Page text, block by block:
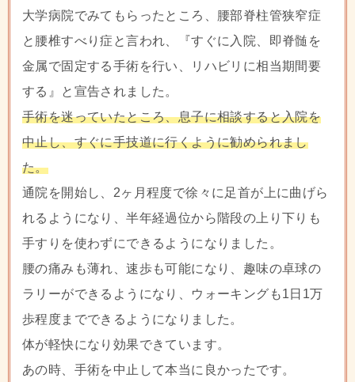
大学病院でみてもらったところ、腰部脊柱管狭窄症
と腰椎すべり症と言われ、『すぐに入院、即脊髄を
金属で固定する手術を行い、リハビリに相当期間要
する』と宣告されました。
手術を迷っていたところ、息子に相談すると入院を
中止し、すぐに手技道に行くように勧められまし
た。
通院を開始し、2ヶ月程度で徐々に足首が上に曲げら
れるようになり、半年経過位から階段の上り下りも
手すりを使わずにできるようになりました。
腰の痛みも薄れ、速歩も可能になり、趣味の卓球の
ラリーができるようになり、ウォーキングも1日1万
歩程度までできるようになりました。
体が軽快になり効果できています。
あの時、手術を中止して本当に良かったです。